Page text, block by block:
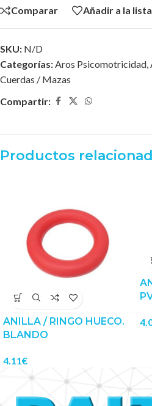
Comparar Añadir a la
SKU: N/D
Categorías:Aros Psicomotricidad,
Cuerdas / Mazas
Compartir:
Productos
ANILLA / RINGO HUECO.
BLANDO
4.11€